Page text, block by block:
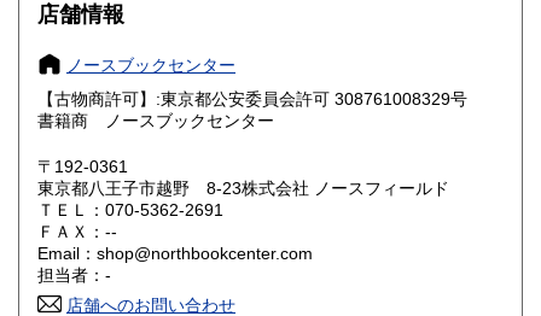
愛知県
滋賀県
大阪府
奈良県 350円 和歌山県
鳥取県
岡山県
店舗情報
ノースブックセンター
【古物商許可】:東京都公安委員会許可 308761008329号
書籍商 ノースブックセンター
〒192-0361
東京都八王子市越野 8-23株式会社 ノースフィールド
ＴＥＬ：070-5362-2691
ＦＡＸ：--
Email：shop@northbookcenter.com
担当者：-
店舗へのお問い合わせ